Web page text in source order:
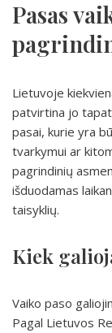
Pasas
Lietuvoje
patvirtina jo
pasai, kurie yra
tvarkymui ar
pagrindinių
išduodamas
taisyklių.
Kiek
Vaiko paso
Pagal Lietuvos